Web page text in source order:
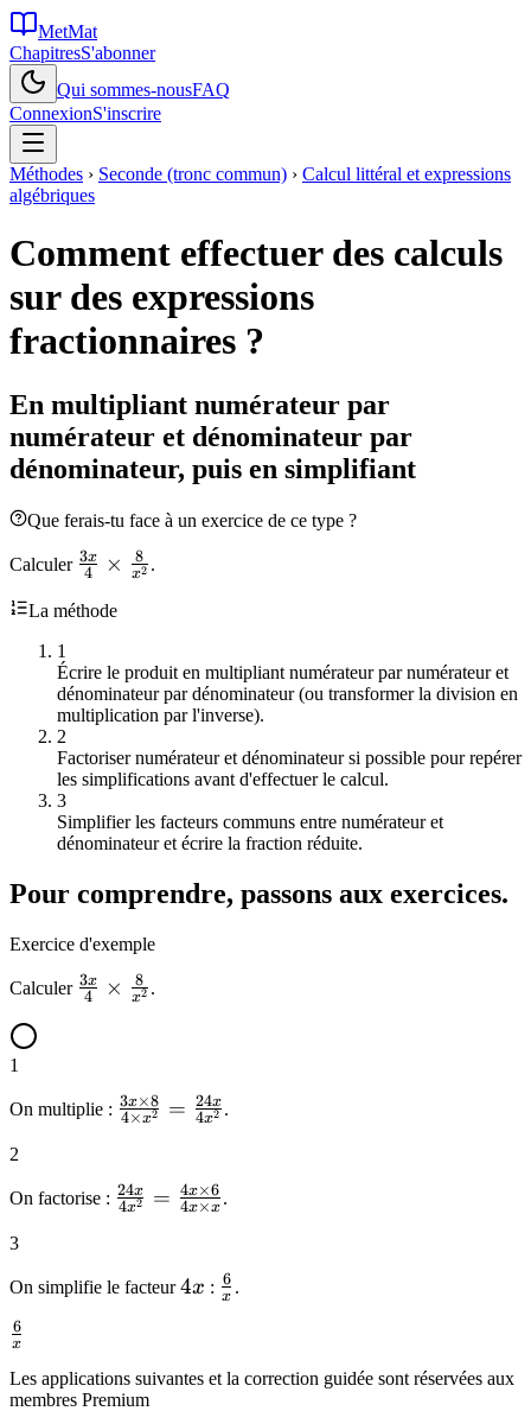
MetMat
ChapitresS'abonner
Qui sommes-nousFAQ
ConnexionS'inscrire
Méthodes › Seconde (tronc commun) › Calcul littéral et expressions
algébriques
Comment effectuer des calculs
sur des expressions
fractionnaires ?
En multipliant numérateur par
numérateur et dénominateur par
dénominateur, puis en simplifiant
Que ferais-tu face à un exercice de ce type ?
Calculer \frac{3x}
\times
{x^2}
4
3x × x2
8 .
La méthode
1
Écrire le produit en multipliant numérateur par numérateur et
dénominateur par dénominateur (ou transformer la division en
multiplication par l'inverse).
2
Factoriser numérateur et dénominateur si possible pour repérer
les simplifications avant d'effectuer le calcul.
3
Simplifier les facteurs communs entre numérateur et
dénominateur et écrire la fraction réduite.
Pour comprendre, passons aux exercices.
Exercice d'exemple
Calculer \frac{3x}
{x^2}
4
3x × x2
8 .
1
On multiplie : \frac{3x
x^2} =
\frac{24x}
4×x2
3x×8 = 4x2
24x .
2
On factorise : \frac{24x}
\times 6}
4x2
24x = 4x×x
4x×6 .
3
On simplifie le facteur4x
4x : \frac{6}
x
6 .
\frac{6}
x
6
Les applications suivantes et la correction guidée sont réservées aux
membres Premium